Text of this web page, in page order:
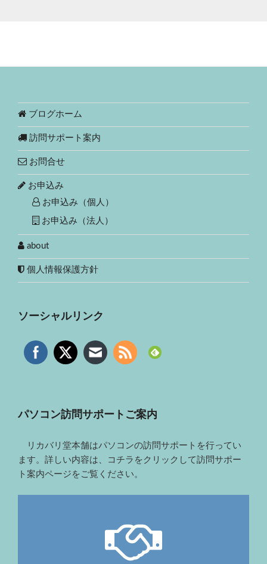
ブログホーム
訪問サポート案内
お問合せ
お申込み
お申込み（個人）
お申込み（法人）
about
個人情報保護方針
ソーシャルリンク
パソコン訪問サポートご案内
リカバリ堂本舗はパソコンの訪問サポートを行ってい
ます。詳しい内容は、コチラをクリックして訪問サポー
ト案内ページをご覧ください。